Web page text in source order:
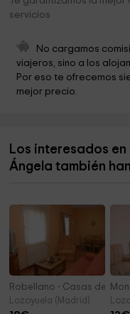
Puente Romano El Berrueco
Parroquia Santiago
Iglesia de Manjirón
Prados Valles
Collado Alfrecho
Cancho Gordo
servicios
No cargamos
viajeros, sino a los
Por eso te ofrecemos
mejor precio.
Los interesados
Ángela también
Robellano - Casas de
Lozoyuela (Madrid)